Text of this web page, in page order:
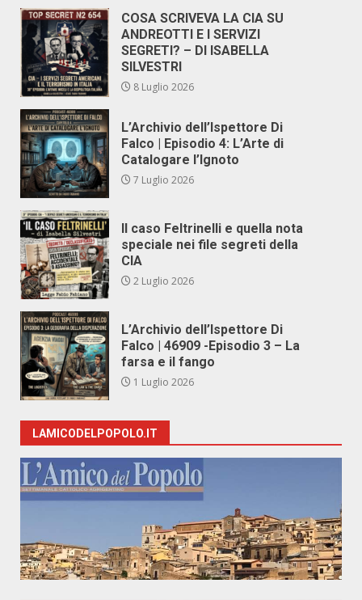
COSA SCRIVEVA LA CIA SU
ANDREOTTI E I SERVIZI
SEGRETI? – DI ISABELLA
SILVESTRI
8 Luglio 2026
L’Archivio dell’Ispettore Di
Falco | Episodio 4: L’Arte di
Catalogare l’Ignoto
7 Luglio 2026
Il caso Feltrinelli e quella nota
speciale nei file segreti della
CIA
2 Luglio 2026
L’Archivio dell’Ispettore Di
Falco | 46909 -Episodio 3 – La
farsa e il fango
1 Luglio 2026
LAMICODELPOPOLO.IT